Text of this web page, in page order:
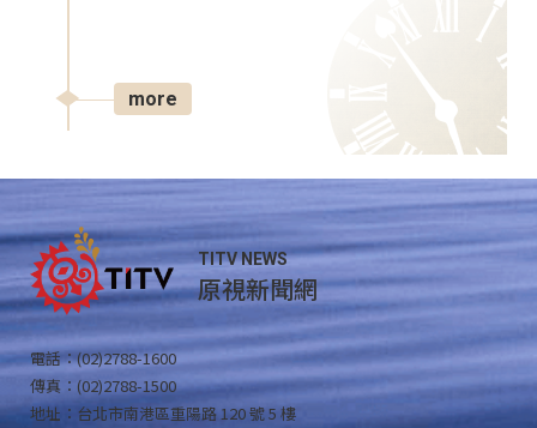
more
TITV NEWS
原視新聞網
電話：(02)2788-1600
傳真：(02)2788-1500
地址：台北市南港區重陽路 120 號 5 樓